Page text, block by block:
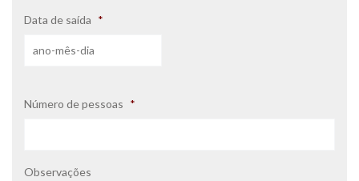
Data de saída *
Número de pessoas *
Observações